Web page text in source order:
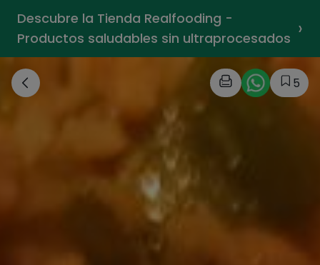
Descubre la Tienda Realfooding -
Productos saludables sin ultraprocesados ›
5